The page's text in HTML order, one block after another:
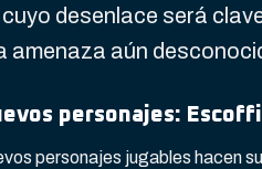
cuyo desenlace será
amenaza aún
personajes:
personajes jugables hacen